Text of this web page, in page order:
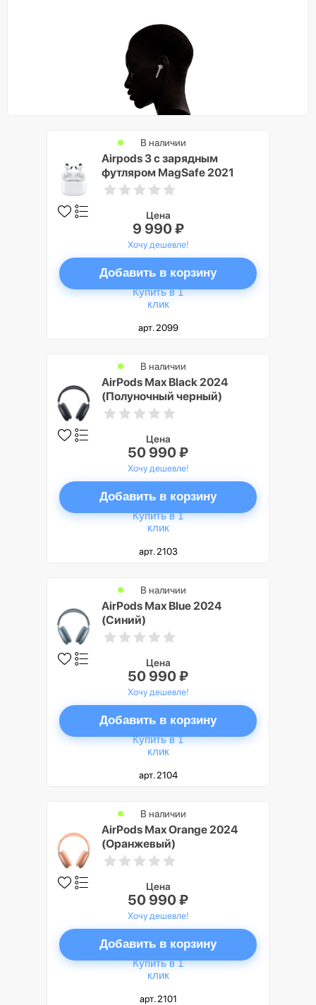
Airpods 3 с зарядным
футляром MagSafe 2021
В наличии
Цена
9 990 ₽
Хочу дешевле!
Добавить в корзину
Купить в 1
клик
арт. 2099
AirPods Max Black 2024
(Полуночный черный)
В наличии
Цена
50 990 ₽
Хочу дешевле!
Добавить в корзину
Купить в 1
клик
арт. 2103
AirPods Max Blue 2024
(Синий)
В наличии
Цена
50 990 ₽
Хочу дешевле!
Добавить в корзину
Купить в 1
клик
арт. 2104
AirPods Max Orange 2024
(Оранжевый)
В наличии
Цена
50 990 ₽
Хочу дешевле!
Добавить в корзину
Купить в 1
клик
арт. 2101